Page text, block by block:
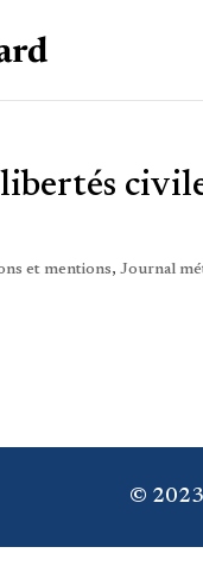
et mentions,Journal
© 2023